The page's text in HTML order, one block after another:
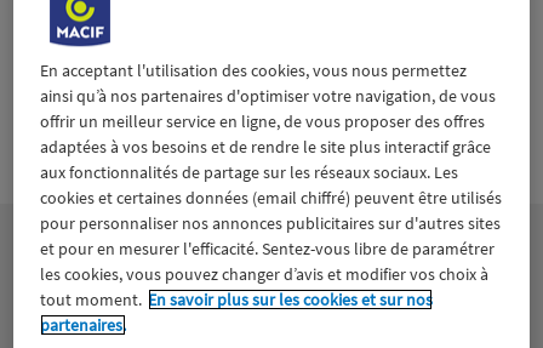
Certifié avec Wiztrust
trusted
sources
Tous droits réservés
En acceptant l'utilisation des cookies, vous nous permettez
ainsi qu’à nos partenaires d'optimiser votre navigation, de vous
offrir un meilleur service en ligne, de vous proposer des offres
adaptées à vos besoins et de rendre le site plus interactif grâce
aux fonctionnalités de partage sur les réseaux sociaux. Les
cookies et certaines données (email chiffré) peuvent être utilisés
pour personnaliser nos annonces publicitaires sur d'autres sites
et pour en mesurer l'efficacité. Sentez-vous libre de paramétrer
les cookies, vous pouvez changer d’avis et modifier vos choix à
tout moment. En savoir plus sur les cookies et sur nos
partenaires.